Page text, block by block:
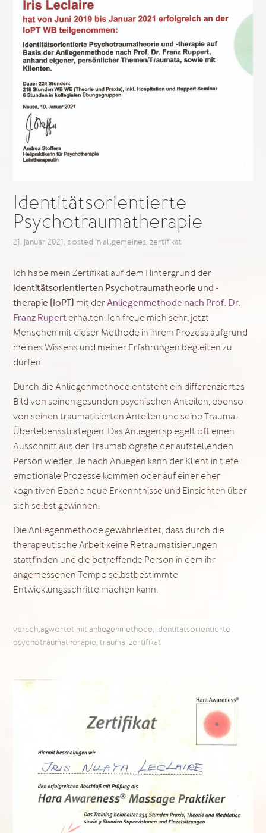
Identitätsorientierte
Psychotraumatherapie
21. januar 2021, posted inallgemeines,zertifikat
Ich habe mein Zertifikat auf dem Hintergrund der
Identitätsorientierten Psychotraumatheorie und -
therapie (IoPT) mit derAnliegenmethode nach Prof. Dr.
Franz Rupert erhalten. Ich freue mich sehr, jetzt
Menschen mit dieser Methode in ihrem Prozess aufgrund
meines Wissens und meiner Erfahrungen begleiten zu
dürfen.
Durch die Anliegenmethode entsteht ein differenziertes
Bild von seinen gesunden psychischen Anteilen, ebenso
von seinen traumatisierten Anteilen und seine Trauma-
Überlebensstrategien. Das Anliegen spiegelt oft einen
Ausschnitt aus der Traumabiografie der aufstellenden
Person wieder. Je nach Anliegen kann der Klient in tiefe
emotionale Prozesse kommen oder auf einer eher
kognitiven Ebene neue Erkenntnisse und Einsichten über
sich selbst gewinnen.
Die Anliegenmethode gewährleistet, dass durch die
therapeutische Arbeit keine Retraumatisierungen
stattfinden und die betreffende Person in dem ihr
angemessenen Tempo selbstbestimmte
Entwicklungsschritte machen kann.
verschlagwortet mitanliegenmethode, identitätsorientierte
psychotraumatherapie,trauma,zertifikat